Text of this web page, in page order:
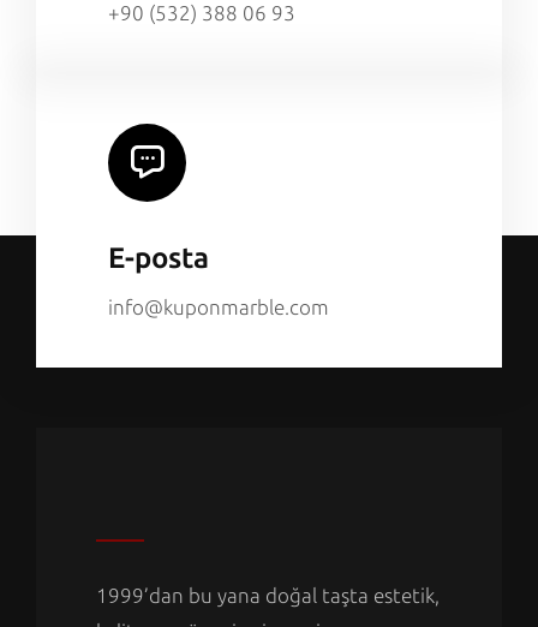
+90 (532) 388 06 93
E-posta
info@kuponmarble.com
1999’dan bu yana doğal taşta estetik,